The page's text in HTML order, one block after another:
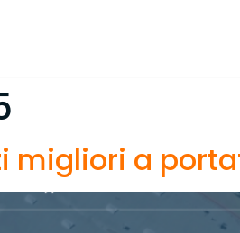
migliori a